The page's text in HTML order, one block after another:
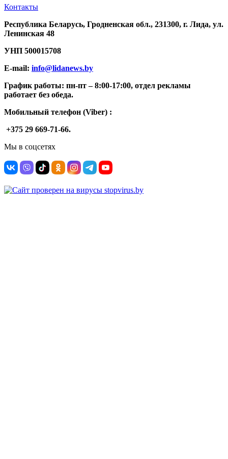
Контакты
Республика Беларусь, Гродненская обл., 231300, г. Лида, ул.
Ленинская 48
УНП 500015708
E-mail: info@lidanews.by
График работы: пн-пт –8:00-17:00, отдел рекламы
работает без обеда.
Мобильный телефон (Viber) :
+375 29 669-71-66.
Мы в соцсетях